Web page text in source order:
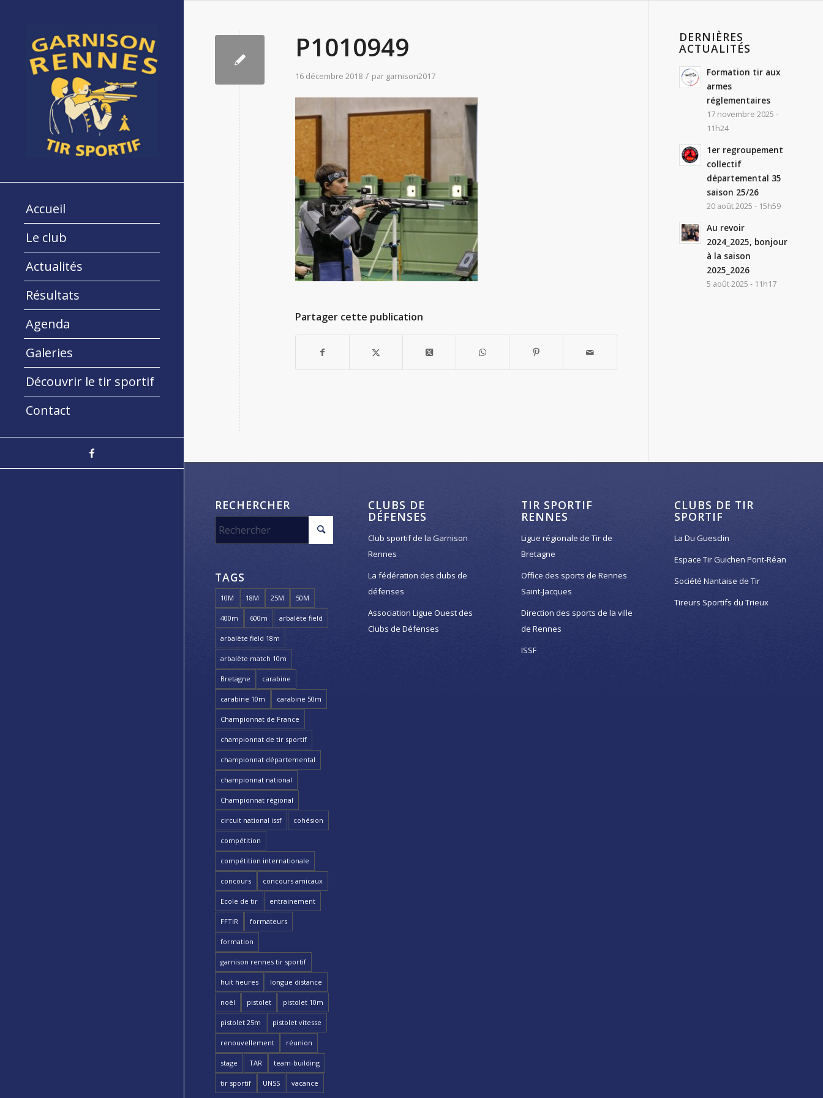
Accueil
Le club
Actualités
Résultats
Agenda
Galeries
Découvrir le tir sportif
Contact
P1010949
16 décembre 2018 / par garnison2017
Partager cette publication
DERNIÈRES
ACTUALITÉS
Formation tir aux
armes
réglementaires
17 novembre 2025 -
11h24
1er regroupement
collectif
départemental 35
saison 25/26
20 août 2025 - 15h59
Au revoir
2024_2025, bonjour
à la saison
2025_2026
5 août 2025 - 11h17
RECHERCHER
TAGS
10M 18M 25M 50M
400m 600m arbalète field
arbalète field 18m
arbalète match 10m
Bretagne carabine
carabine 10m carabine 50m
Championnat de France
championnat de tir sportif
championnat départemental
championnat national
Championnat régional
circuit national issf cohésion
compétition
compétition internationale
concours concours amicaux
Ecole de tir entrainement
FFTIR formateurs
formation
garnison rennes tir sportif
huit heures longue distance
noël pistolet pistolet 10m
pistolet 25m pistolet vitesse
renouvellement réunion
stage TAR team-building
tir sportif UNSS vacance
CLUBS DE
DÉFENSES
Club sportif de la Garnison
Rennes
La fédération des clubs de
défenses
Association Ligue Ouest des
Clubs de Défenses
TIR SPORTIF
RENNES
Ligue régionale de Tir de
Bretagne
Office des sports de Rennes
Saint-Jacques
Direction des sports de la ville
de Rennes
ISSF
CLUBS DE TIR
SPORTIF
La Du Guesclin
Espace Tir Guichen Pont-Réan
Société Nantaise de Tir
Tireurs Sportifs du Trieux